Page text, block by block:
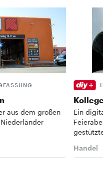
aus dem großen
Ein
Handel